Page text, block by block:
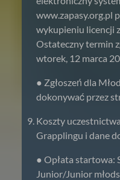
www.zapasy.org.pl
wykupieniu licencji
Ostateczny termin
wtorek, 12 marca
● Zgłoszeń dla
dokonywać przez
Koszty
Grapplingu i dane
● Opłata startowa:
Junior/Junior